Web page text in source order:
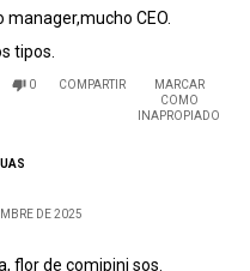
CEO.
tipos.
0 COMPARTIR
MARCAR
COMO
INAPROPIADO
DE 2025
flor de comipini sos.